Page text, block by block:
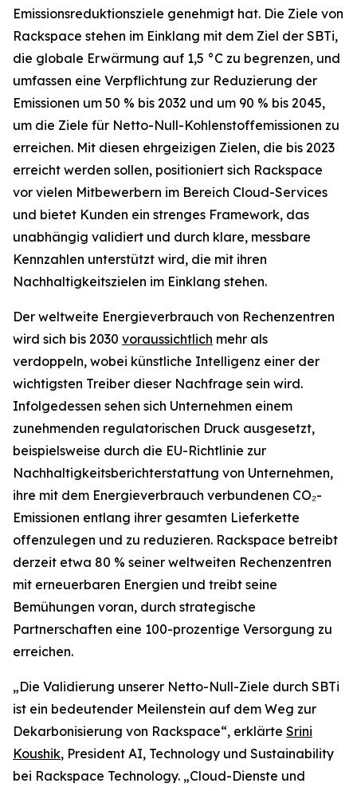
Emissionsreduktionsziele genehmigt hat. Die Ziele von
Rackspace stehen im Einklang mit dem Ziel der SBTi,
die globale Erwärmung auf 1,5 °C zu begrenzen, und
umfassen eine Verpflichtung zur Reduzierung der
Emissionen um 50 % bis 2032 und um 90 % bis 2045,
um die Ziele für Netto-Null-Kohlenstoffemissionen zu
erreichen. Mit diesen ehrgeizigen Zielen, die bis 2023
erreicht werden sollen, positioniert sich Rackspace
vor vielen Mitbewerbern im Bereich Cloud-Services
und bietet Kunden ein strenges Framework, das
unabhängig validiert und durch klare, messbare
Kennzahlen unterstützt wird, die mit ihren
Nachhaltigkeitszielen im Einklang stehen.
Der weltweite Energieverbrauch von Rechenzentren
wird sich bis 2030 voraussichtlich mehr als
verdoppeln, wobei künstliche Intelligenz einer der
wichtigsten Treiber dieser Nachfrage sein wird.
Infolgedessen sehen sich Unternehmen einem
zunehmenden regulatorischen Druck ausgesetzt,
beispielsweise durch die EU-Richtlinie zur
Nachhaltigkeitsberichterstattung von Unternehmen,
ihre mit dem Energieverbrauch verbundenen CO₂-
Emissionen entlang ihrer gesamten Lieferkette
offenzulegen und zu reduzieren. Rackspace betreibt
derzeit etwa 80 % seiner weltweiten Rechenzentren
mit erneuerbaren Energien und treibt seine
Bemühungen voran, durch strategische
Partnerschaften eine 100-prozentige Versorgung zu
erreichen.
„Die Validierung unserer Netto-Null-Ziele durch SBTi
ist ein bedeutender Meilenstein auf dem Weg zur
Dekarbonisierung von Rackspace“, erklärte Srini
Koushik, President AI, Technology und Sustainability
bei Rackspace Technology. „Cloud-Dienste und